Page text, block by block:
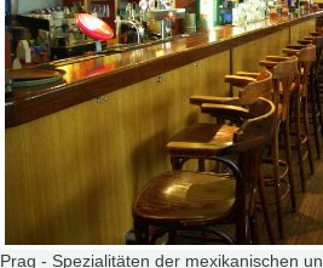
Prag - Spezialitäten der mexikanischen